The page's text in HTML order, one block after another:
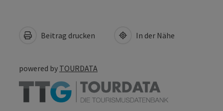
Beitrag drucken In der Nähe
powered by TOURDATA